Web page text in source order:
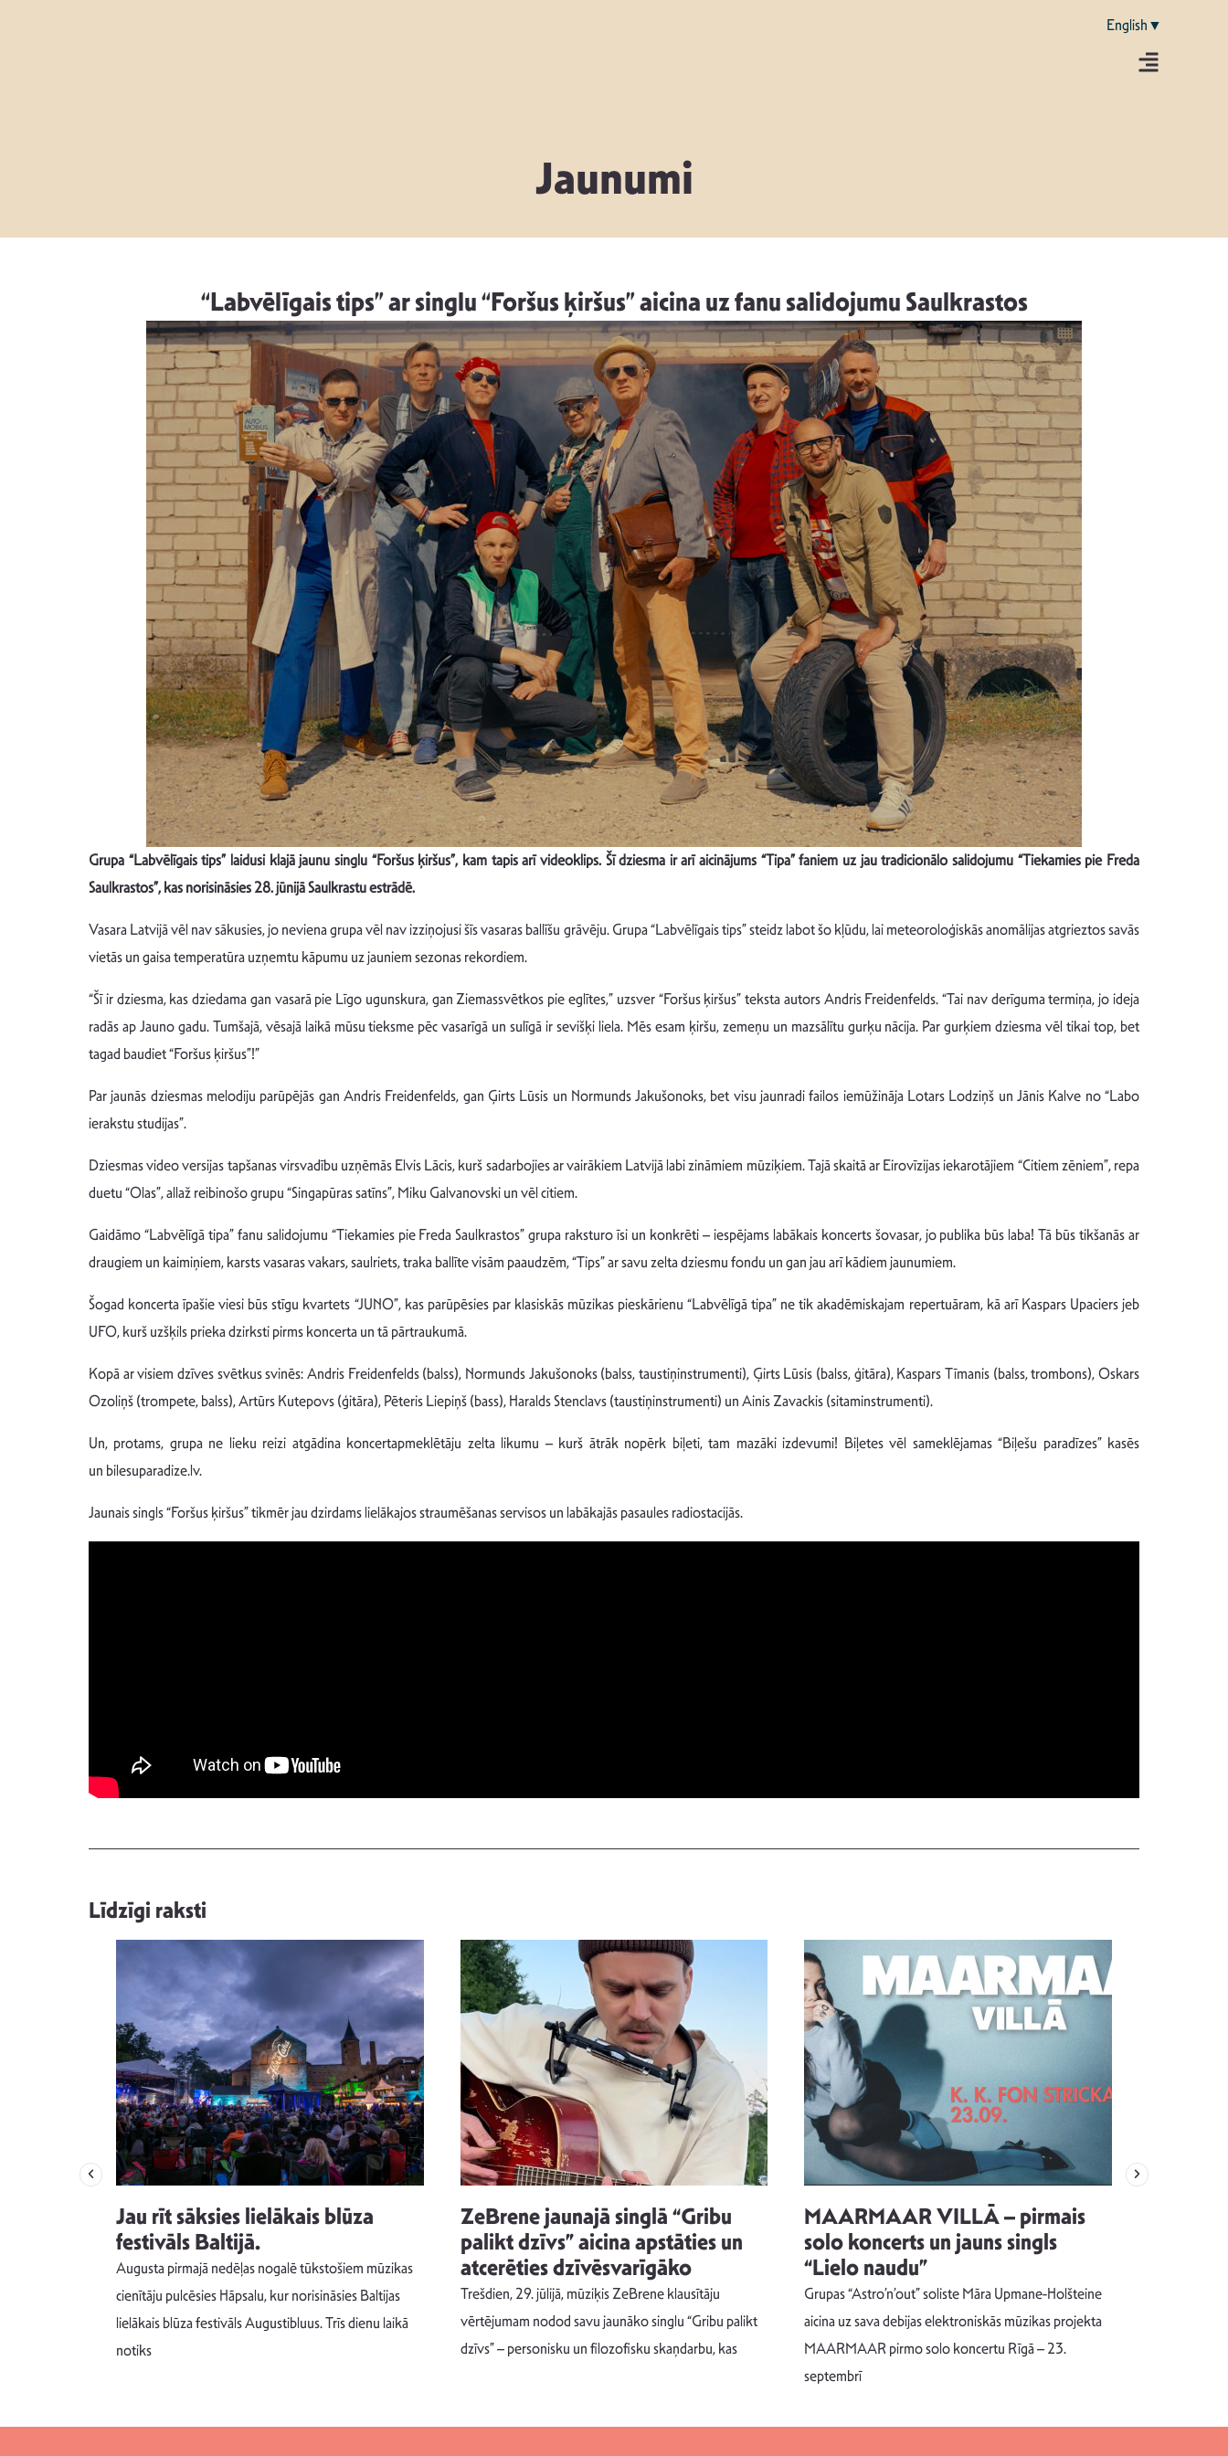
English▼
Jaunumi
“Labvēlīgais tips” ar singlu “Foršus ķiršus” aicina uz fanu salidojumu Saulkrastos
Grupa “Labvēlīgais tips” laidusi klajā jaunu singlu “Foršus ķiršus”, kam tapis arī videoklips. Šī dziesma ir arī aicinājums “Tipa” faniem uz jau tradicionālo salidojumu “Tiekamies pie Freda
Saulkrastos”, kas norisināsies28. jūnijā Saulkrastu estrādē.
Vasara Latvijā vēl nav sākusies, jo neviena grupa vēl nav izziņojusi šīs vasaras ballīšu grāvēju. Grupa “Labvēlīgais tips” steidz labot šo kļūdu, lai meteoroloģiskās anomālijas atgrieztos savās
vietās un gaisa temperatūra uzņemtu kāpumu uz jauniem sezonas rekordiem.
“Šī ir dziesma, kas dziedama gan vasarā pie Līgo ugunskura, gan Ziemassvētkos pie eglītes,” uzsver “Foršus ķiršus” teksta autors Andris Freidenfelds. “Tai nav derīguma termiņa, jo ideja
radās ap Jauno gadu. Tumšajā, vēsajā laikā mūsu tieksme pēc vasarīgā un sulīgā ir sevišķi liela. Mēs esam ķiršu, zemeņu un mazsālītu gurķu nācija. Par gurķiem dziesma vēl tikai top, bet
tagad baudiet “Foršus ķiršus”!”
Par jaunās dziesmas melodiju parūpējās gan Andris Freidenfelds, gan Ģirts Lūsis un Normunds Jakušonoks, bet visu jaunradi failos iemūžināja Lotars Lodziņš un Jānis Kalve no “Labo
ierakstu studijas”.
Dziesmas video versijas tapšanas virsvadību uzņēmās Elvis Lācis, kurš sadarbojies ar vairākiem Latvijā labi zināmiem mūziķiem. Tajā skaitā ar Eirovīzijas iekarotājiem “Citiem zēniem”, repa
duetu “Olas”, allaž reibinošo grupu “Singapūras satīns”, Miku Galvanovski un vēl citiem.
Gaidāmo “Labvēlīgā tipa” fanu salidojumu “Tiekamies pie Freda Saulkrastos” grupa raksturo īsi un konkrēti – iespējams labākais koncerts šovasar, jo publika būs laba! Tā būs tikšanās ar
draugiem un kaimiņiem, karsts vasaras vakars, saulriets, traka ballīte visām paaudzēm, “Tips” ar savu zelta dziesmu fondu un gan jau arī kādiem jaunumiem.
Šogad koncerta īpašie viesi būs stīgu kvartets “JUNO”, kas parūpēsies par klasiskās mūzikas pieskārienu “Labvēlīgā tipa” ne tik akadēmiskajam repertuāram, kā arī Kaspars Upaciers jeb
UFO, kurš uzšķils prieka dzirksti pirms koncerta un tā pārtraukumā.
Kopā ar visiem dzīves svētkus svinēs: Andris Freidenfelds (balss), Normunds Jakušonoks (balss, taustiņinstrumenti), Ģirts Lūsis (balss, ģitāra), Kaspars Tīmanis (balss, trombons), Oskars
Ozoliņš (trompete, balss), Artūrs Kutepovs (ģitāra), Pēteris Liepiņš (bass), Haralds Stenclavs (taustiņinstrumenti) un Ainis Zavackis (sitaminstrumenti).
Un, protams, grupa ne lieku reizi atgādina koncertapmeklētāju zelta likumu – kurš ātrāk nopērk biļeti, tam mazāki izdevumi! Biļetes vēl sameklējamas “Biļešu paradīzes” kasēs
un bilesuparadize.lv.
Jaunais singls “Foršus ķiršus” tikmēr jau dzirdams lielākajos straumēšanas servisos un labākajās pasaules radiostacijās.
Līdzīgi raksti
Jau rīt sāksies lielākais blūza
festivāls Baltijā.
Augusta pirmajā nedēļas nogalē tūkstošiem mūzikas
cienītāju pulcēsies Hāpsalu, kur norisināsies Baltijas
lielākais blūza festivāls Augustibluus. Trīs dienu laikā
notiks
ZeBrene jaunajā singlā “Gribu
palikt dzīvs” aicina apstāties un
atcerēties dzīvēsvarīgāko
Trešdien, 29. jūlijā, mūziķis ZeBrene klausītāju
vērtējumam nodod savu jaunāko singlu “Gribu palikt
dzīvs” – personisku un filozofisku skaņdarbu, kas
MAARMAAR VILLĀ – pirmais
solo koncerts un jauns singls
“Lielo naudu”
Grupas “Astro’n’out” soliste Māra Upmane-Holšteine
aicina uz sava debijas elektroniskās mūzikas projekta
MAARMAAR pirmo solo koncertu Rīgā – 23.
septembrī